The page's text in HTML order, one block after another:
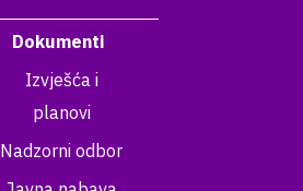
Dokumenti
Izvješća i
planovi
Nadzorni odbor